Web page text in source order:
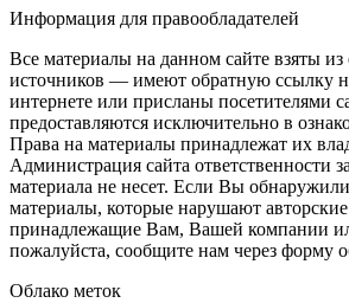
Информация для правообладателей
Все материалы на данном сайте взяты
источников — имеют обратную ссылку
интернете или присланы посетителями
предоставляются исключительно в
Права на материалы принадлежат их
Администрация сайта ответственности
материала не несет. Если Вы
материалы, которые нарушают
принадлежащие Вам, Вашей компании
пожалуйста, сообщите нам через форму
Облако меток